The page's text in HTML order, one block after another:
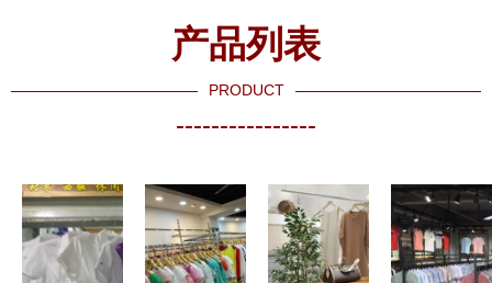
产品列表
PRODUCT
----------------